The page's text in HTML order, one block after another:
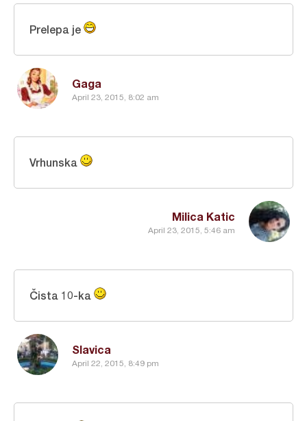
Gaga
April 23, 2015, 8:02 am
Prelepa je
Milica Katic
April 23, 2015, 5:46 am
Vrhunska
Slavica
April 22, 2015, 8:49 pm
Čista 10-ka